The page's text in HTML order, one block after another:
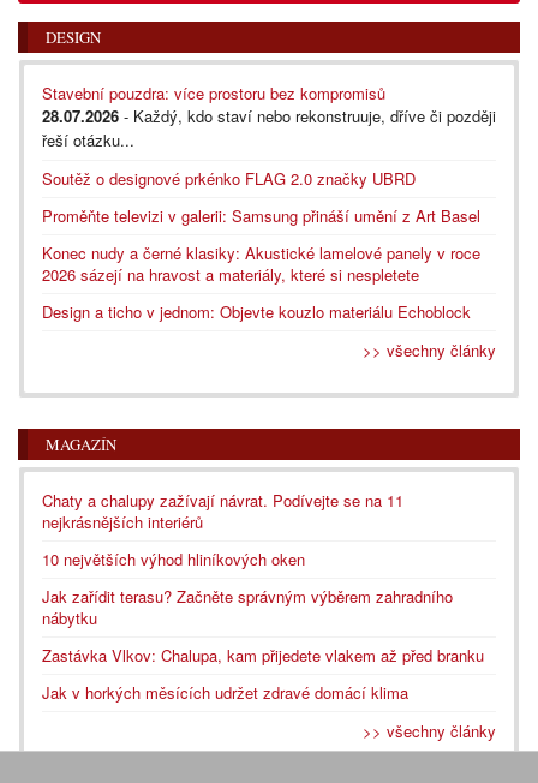
DESIGN
Stavební pouzdra: více prostoru bez kompromisů
28.07.2026 - Každý, kdo staví nebo rekonstruuje, dříve či později
řeší otázku...
Soutěž o designové prkénko FLAG 2.0 značky UBRD
Proměňte televizi v galerii: Samsung přináší umění z Art Basel
Konec nudy a černé klasiky: Akustické lamelové panely v roce
2026 sázejí na hravost a materiály, které si nespletete
Design a ticho v jednom: Objevte kouzlo materiálu Echoblock
>> všechny články
MAGAZÍN
Chaty a chalupy zažívají návrat. Podívejte se na 11
nejkrásnějších interiérů
10 největších výhod hliníkových oken
Jak zařídit terasu? Začněte správným výběrem zahradního
nábytku
Zastávka Vlkov: Chalupa, kam přijedete vlakem až před branku
Jak v horkých měsících udržet zdravé domácí klima
>> všechny články